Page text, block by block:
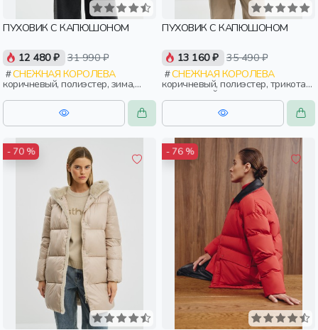
ПУХОВИК С КАПЮШОНОМ
12 480 ₽ 31 990 ₽
СНЕЖНАЯ КОРОЛЕВА
коричневый, полиэстер, зима,
осень, россия, женщины,
взрослые
ПУХОВИК С КАПЮШОНОМ
13 160 ₽ 35 490 ₽
СНЕЖНАЯ КОРОЛЕВА
коричневый, полиэстер, трикотаж,
эластан, нейлон, зима, осень,
россия, капюшон, застежка,
утепленные, кнопки, прорези,
карман, воротник, объемные,
взрослые
- 70 % - 76 %